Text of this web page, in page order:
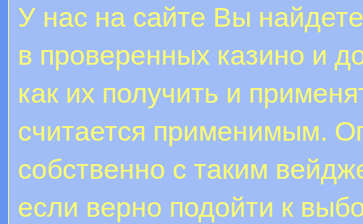
У нас на сайте Вы
в проверенных казино и
как их получить и
считается применимым.
собственно с таким
если верно подойти к